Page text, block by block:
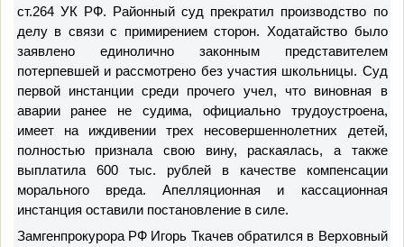
ст.264 УК РФ. Районный суд прекратил производство по
делу в связи с примирением сторон. Ходатайство было
заявлено единолично законным представителем
потерпевшей и рассмотрено без участия школьницы. Суд
первой инстанции среди прочего учел, что виновная в
аварии ранее не судима, официально трудоустроена,
имеет на иждивении трех несовершеннолетних детей,
полностью признала свою вину, раскаялась, а также
выплатила 600 тыс. рублей в качестве компенсации
морального вреда. Апелляционная и кассационная
инстанция оставили постановление в силе.
Замгенпрокурора РФ Игорь Ткачев обратился в Верховный